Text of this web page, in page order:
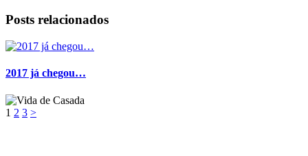
Posts relacionados
2017 já chegou…
1 2 3 >